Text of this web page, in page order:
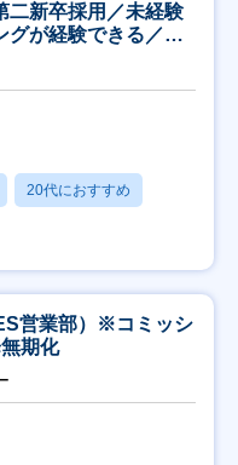
二新卒採用／未経験
グが経験できる／研
20代におすすめ
営業部）※コミッシ
期化